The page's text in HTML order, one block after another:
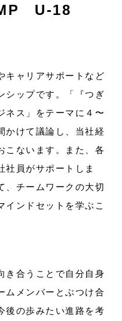
U-18
キャリアサポートなど
シップです。「『つぎ
ネス」をテーマに４〜
かけて議論し、当社経
こないます。また、各
社員がサポートしま
、チームワークの大切
インドセットを学ぶこ
き合うことで自分自身
ムメンバーとぶつけ合
後の歩みたい進路を考